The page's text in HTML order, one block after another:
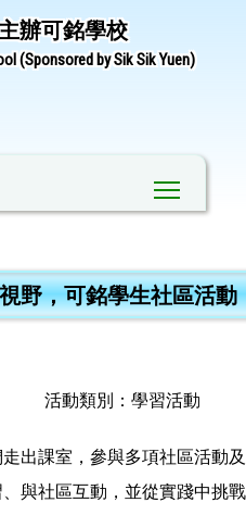
辦可銘學校
(Sponsored by Sik Sik Yuen)
野，可銘學生社區活動
活動類別：學習活動
出課室，參與多項社區活動及
與社區互動，並從實踐中挑戰